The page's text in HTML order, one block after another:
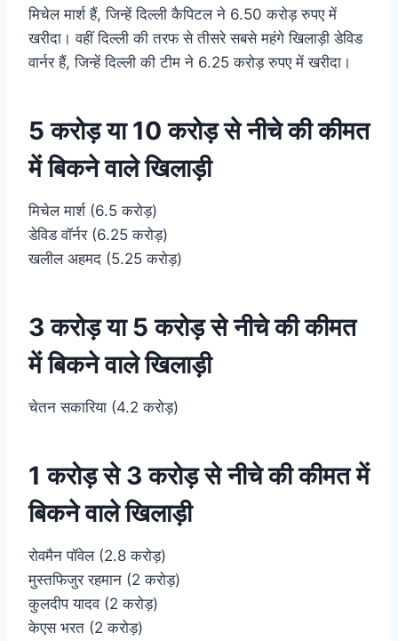
मिचेल मार्श हैं, जिन्हें दिल्ली कैपिटल ने 6.50 करोड़ रुपए में
खरीदा। वहीं दिल्ली की तरफ से तीसरे सबसे महंगे खिलाड़ी डेविड
वार्नर हैं, जिन्हें दिल्ली की टीम ने 6.25 करोड़ रुपए में खरीदा।
5 करोड़ या 10 करोड़ से नीचे की कीमत
में बिकने वाले खिलाड़ी
मिचेल मार्श (6.5 करोड़)
डेविड वॉर्नर (6.25 करोड़)
खलील अहमद (5.25 करोड़)
3 करोड़ या 5 करोड़ से नीचे की कीमत
में बिकने वाले खिलाड़ी
चेतन सकारिया (4.2 करोड़)
1 करोड़ से 3 करोड़ से नीचे की कीमत में
बिकने वाले खिलाड़ी
रोवमैन पॉवेल (2.8 करोड़)
मुस्तफिजुर रहमान (2 करोड़)
कुलदीप यादव (2 करोड़)
केएस भरत (2 करोड़)